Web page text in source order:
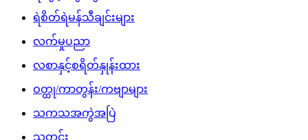
ရဲစိတ်ရဲမန်သီချင်းများ
လက်မှုပညာ
လစာနှင့်စရိတ်နှုန်းထား
ဝတ္ထု/ကာတွန်း/ကဗျာများ
သကသအကွဲအပြဲ
သတင်း